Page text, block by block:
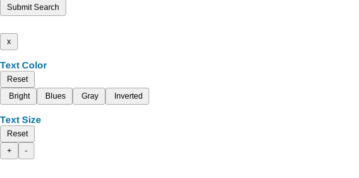
Submit Search
x
Text Color
Reset
Bright
Blues Gray Inverted
Text Size
Reset
+
-